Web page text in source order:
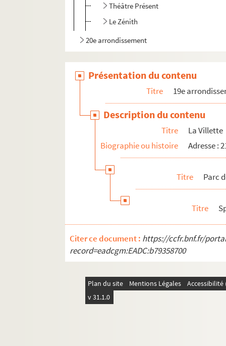
Théâtre Présent
Le Zénith
20e arrondissement
Présentation du contenu
Titre 19e
Description du contenu
Titre
La Villette
Biographie ou histoire
Adresse :
Titre Parc
Titre
Citer ce document : https://ccfr.bnf.fr/
record=eadcgm:EADC:b79358700
Plan du site Mentions Légales
v 31.1.0